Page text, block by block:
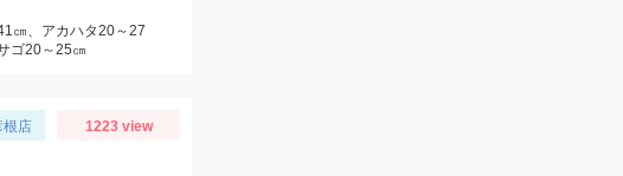
㎝、アカハタ20～27
ゴ20～25㎝
根店 1223 view